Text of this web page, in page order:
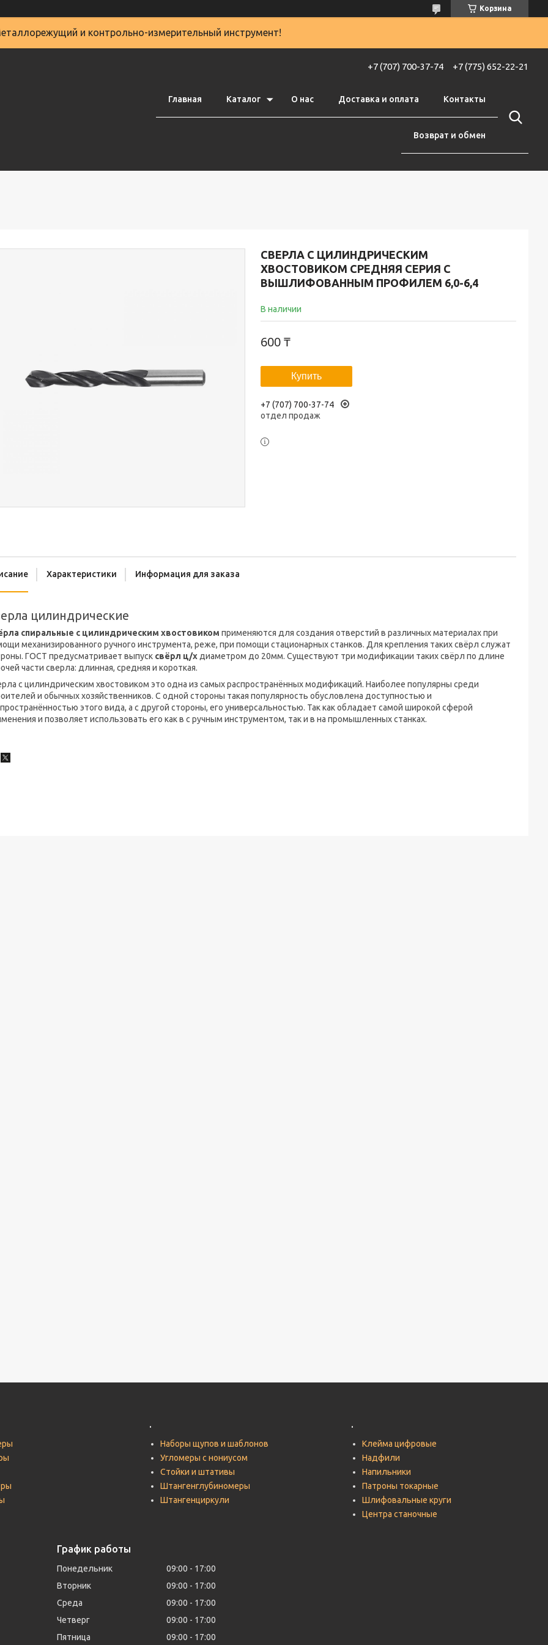
Корзина
и контрольно-измерительный инструмент!
+7 (707) 700-37-74 +7 (775) 652-22-21
Главная Каталог О нас Доставка и оплата Контакты
Возврат и обмен
СВЕРЛА С ЦИЛИНДРИЧЕСКИМ
ХВОСТОВИКОМ СРЕДНЯЯ СЕРИЯ С
ВЫШЛИФОВАННЫМ ПРОФИЛЕМ 6,0-6,4
В наличии
600 ₸
Купить
+7 (707) 700-37-74
отдел продаж
Характеристики Информация для заказа
цилиндрические
спиральные с цилиндрическим хвостовиком применяются для создания отверстий в различных материалах при
механизированного ручного инструмента, реже, при помощи стационарных станков. Для крепления таких свёрл служат
ГОСТ предусматривает выпуск свёрл ц/х диаметром до 20мм. Существуют три модификации таких свёрл по длине
части сверла: длинная, средняя и короткая.
с цилиндрическим хвостовиком это одна из самых распространённых модификаций. Наиболее популярны среди
и обычных хозяйственников. С одной стороны такая популярность обусловлена доступностью и
этого вида, а с другой стороны, его универсальностью. Так как обладает самой широкой сферой
и позволяет использовать его как в с ручным инструментом, так и в на промышленных станках.
.
Наборы щупов и шаблонов
Угломеры с нониусом
Стойки и штативы
Штангенглубиномеры
Штангенциркули
.
Клейма цифровые
Надфили
Напильники
Патроны токарные
Шлифовальные круги
Центра станочные
График работы
Понедельник 09:00
17:00
Вторник
09:00
17:00
Среда
09:00
17:00
Четверг
09:00
17:00
Пятница
09:00 17:00